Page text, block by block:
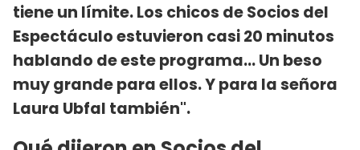
tiene un límite. Los chicos de Socios del
Espectáculo estuvieron casi 20 minutos
hablando de este programa... Un beso
muy grande para ellos. Y para la señora
Laura Ubfal también".